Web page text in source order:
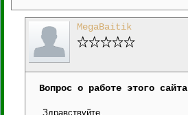
MegaBaitik
Вопрос о работе этого сайта
Здравствуйте.